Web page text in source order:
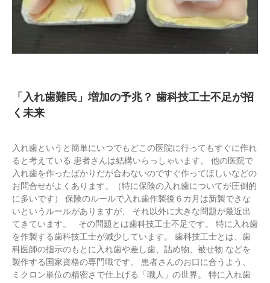
「入れ歯難民」増加の予兆？ 歯科技工士不足が招
く未来
入れ歯というと簡単にいつでもどこの医院に行ってもすぐに作れ
ると考えている 患者さんは結構いらっしゃいます。 他の医院で
入れ歯を作ったばかりだが合わないのですぐ作ってほしいなどの
お問合せがよくあります。（特に保険の入れ歯についてが圧倒的
に多いです） 保険のルールで入れ歯作製後６カ月は新製できな
いというルールがありますが、 それ以外に大きな問題が最近出
てきています。 その問題とは歯科技工士不足です。 特に入れ歯
を作製する歯科技工士が減少しています。 歯科技工士とは、歯
科医師の指示のもとに入れ歯や差し歯、詰め物、被せ物 などを
製作する国家資格の専門職です。 患者さんのお口に合うよう、
ミクロン単位の精密さで仕上げる「職人」の世界。 特に入れ歯